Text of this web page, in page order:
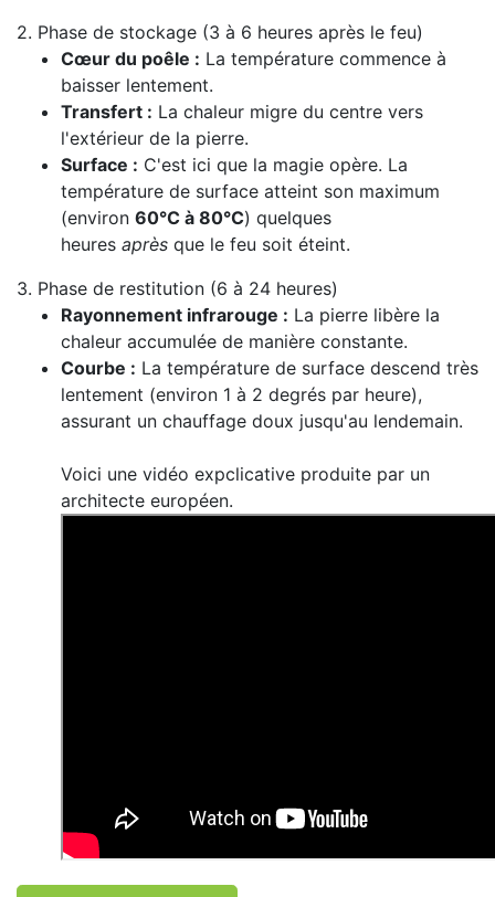
2. Phase de stockage (3 à 6 heures après le feu)
Cœur du poêle : La température commence à
baisser lentement.
Transfert : La chaleur migre du centre vers
l'extérieur de la pierre.
Surface : C'est ici que la magie opère. La
température de surface atteint son maximum
(environ 60°C à 80°C) quelques
heures après que le feu soit éteint.
3. Phase de restitution (6 à 24 heures)
Rayonnement infrarouge : La pierre libère la
chaleur accumulée de manière constante.
Courbe : La température de surface descend très
lentement (environ 1 à 2 degrés par heure),
assurant un chauffage doux jusqu'au lendemain.
Voici une vidéo expclicative produite par un
architecte européen.